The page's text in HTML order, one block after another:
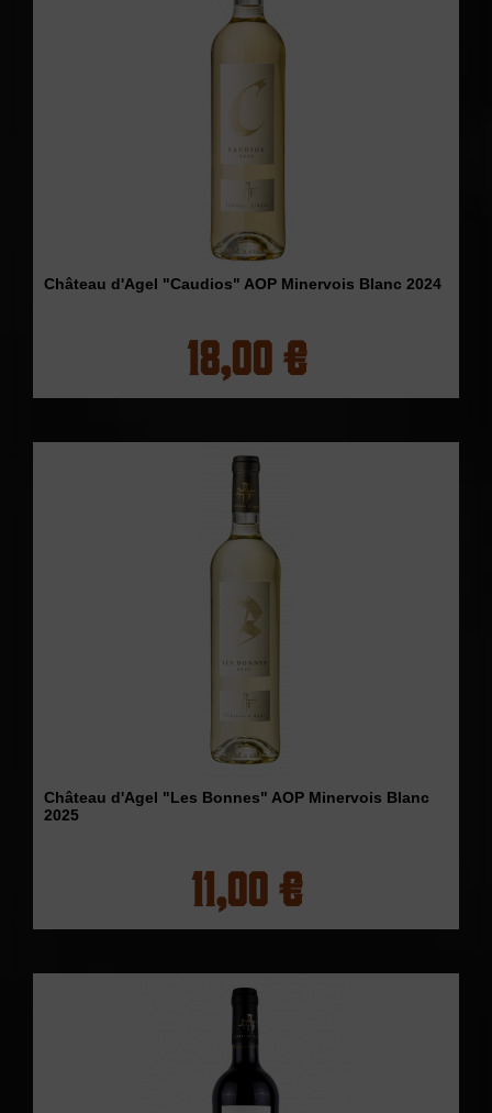
Château d'Agel "Caudios" AOP Minervois Blanc 2024
18,00 €
Château d'Agel "Les Bonnes" AOP Minervois Blanc
2025
11,00 €